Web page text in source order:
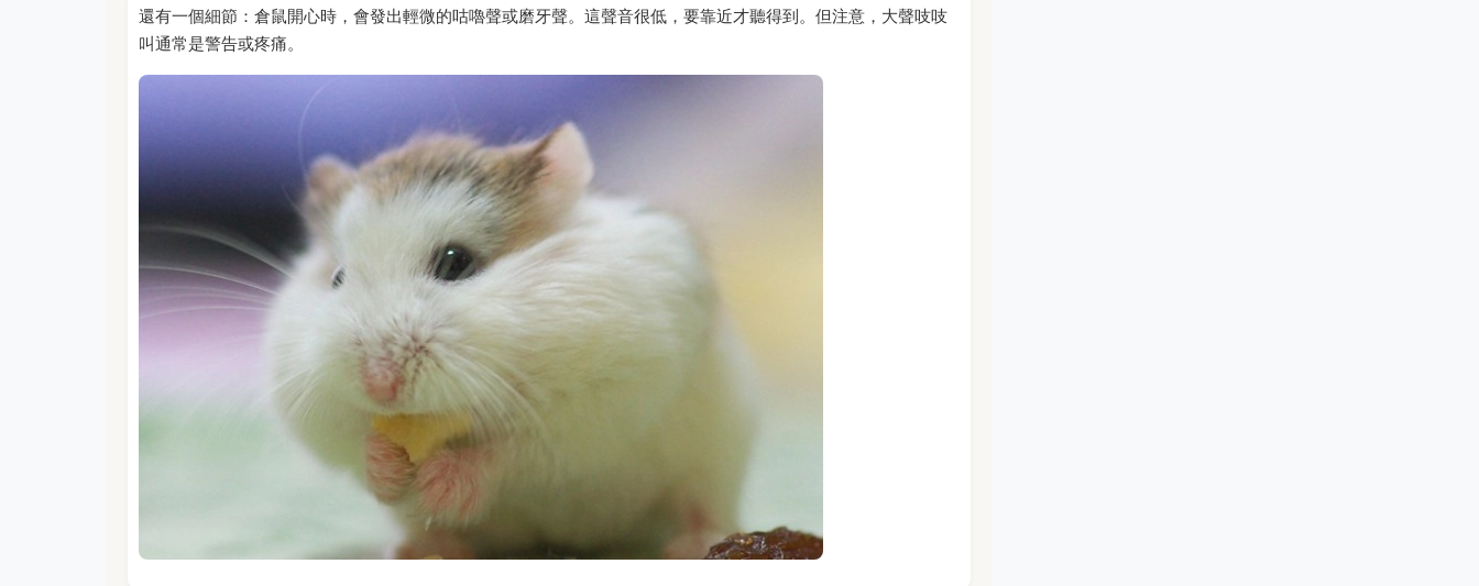
還有一個細節：倉鼠開心時，會發出輕微的咕嚕聲或磨牙聲。這聲音很低，要靠近才聽得到。但注意，大聲吱吱
叫通常是警告或疼痛。